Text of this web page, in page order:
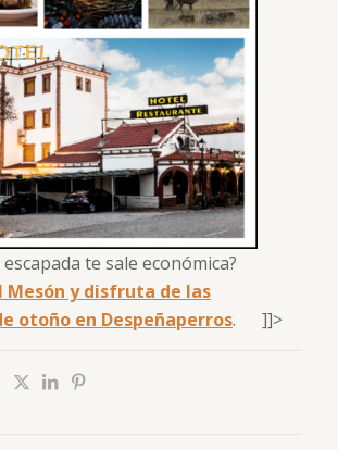
te sale económica?
Mesón y disfruta de las
otoño en Despeñaperros. ]]>